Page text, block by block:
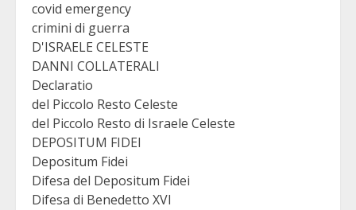
covid emergency
crimini di guerra
D'ISRAELE CELESTE
DANNI COLLATERALI
Declaratio
del Piccolo Resto Celeste
del Piccolo Resto di Israele Celeste
DEPOSITUM FIDEI
Depositum Fidei
Difesa del Depositum Fidei
Difesa di Benedetto XVI